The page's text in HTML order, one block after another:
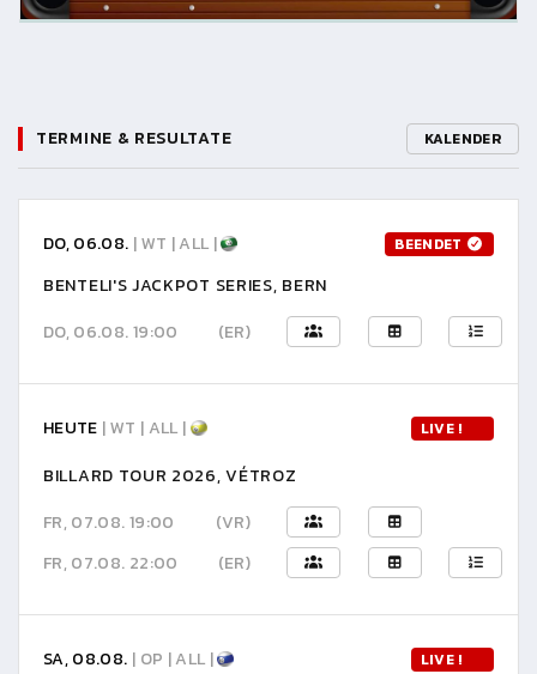
TERMINE & RESULTATE KALENDER
DO, 06.08. | WT | ALL | BEENDET
BENTELI'S JACKPOT SERIES, BERN
DO, 06.08. 19:00
(ER)
HEUTE | WT | ALL | LIVE !
BILLARD TOUR 2026, VÉTROZ
FR, 07.08. 19:00
(VR)
FR, 07.08. 22:00
(ER)
SA, 08.08. | OP | ALL | LIVE !